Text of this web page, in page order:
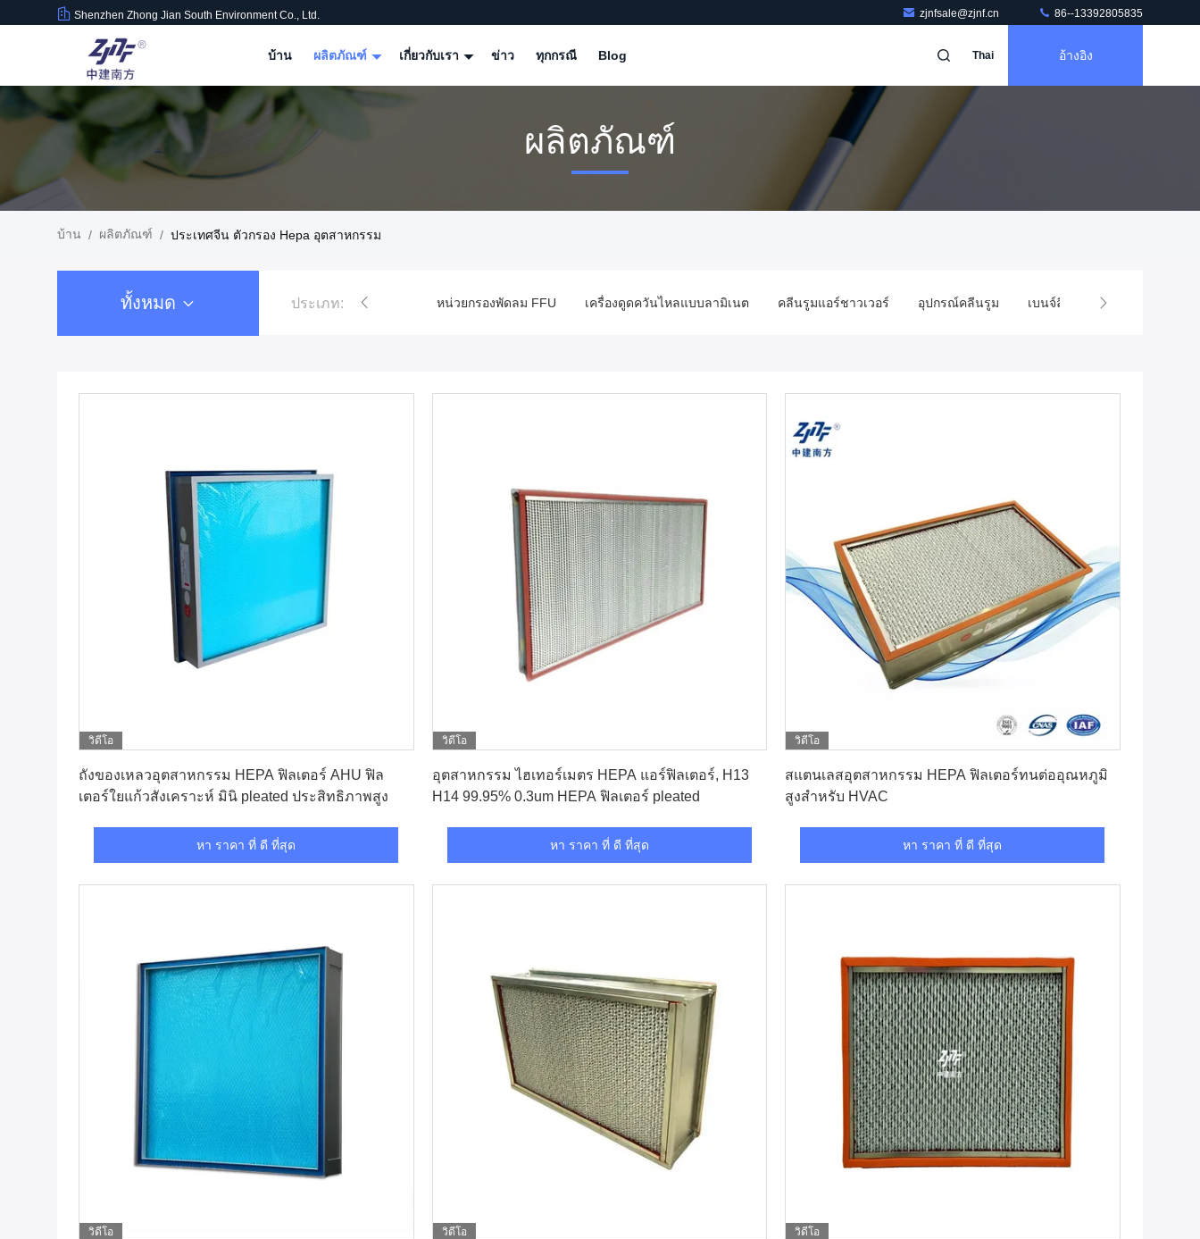
Shenzhen Zhong Jian South Environment Co., Ltd. zjnfsale@zjnf.cn 86--13392805835
บ้าน ผลิตภัณฑ์ เกี่ยวกับเรา ข่าว ทุกกรณี Blog Thai อ้างอิง
ผลิตภัณฑ์
บ้าน / ผลิตภัณฑ์ / ประเทศจีน ตัวกรอง Hepa อุตสาหกรรม
ทั้งหมด ประเภท: หน่วยกรองพัดลม FFU เครื่องดูดควันไหลแบบลามิเนต คลีนรูมแอร์ชาวเวอร์ อุปกรณ์คลีนรูม เบนจ์ลีนลามินาร์
วิดีโอ
ถังของเหลวอุตสาหกรรม HEPA ฟิลเตอร์ AHU ฟิล
เตอร์ใยแก้วสังเคราะห์ มินิ pleated ประสิทธิภาพสูง
หา ราคา ที่ ดี ที่สุด
วิดีโอ
อุตสาหกรรม ไฮเทอร์เมตร HEPA แอร์ฟิลเตอร์, H13
H14 99.95% 0.3um HEPA ฟิลเตอร์ pleated
หา ราคา ที่ ดี ที่สุด
วิดีโอ
สแตนเลสอุตสาหกรรม HEPA ฟิลเตอร์ทนต่ออุณหภูมิ
สูงสําหรับ HVAC
หา ราคา ที่ ดี ที่สุด
วิดีโอ วิดีโอ วิดีโอ